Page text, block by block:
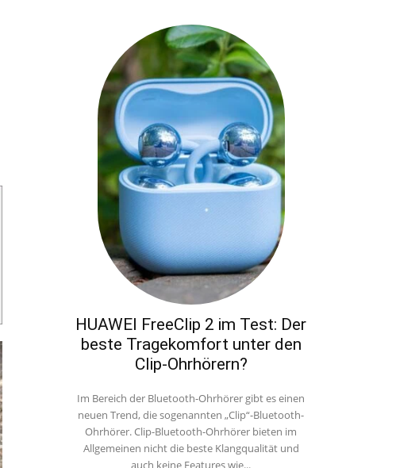
HUAWEI FreeClip 2 im Test: Der
beste Tragekomfort unter den
Clip-Ohrhörern?
Im Bereich der Bluetooth-Ohrhörer gibt es einen
neuen Trend, die sogenannten „Clip“-Bluetooth-
Ohrhörer. Clip-Bluetooth-Ohrhörer bieten im
Allgemeinen nicht die beste Klangqualität und
auch keine Features wie...